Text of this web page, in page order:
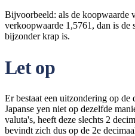
Bijvoorbeeld: als de koopwaarde
verkoopwaarde 1,5761, dan is de
bijzonder krap is.
Let op
Er bestaat een uitzondering op
Japanse yen niet op dezelfde
valuta's, heeft deze slechts 2
bevindt zich dus op de 2e